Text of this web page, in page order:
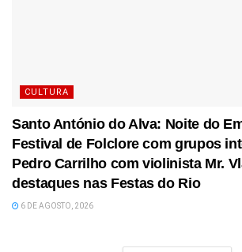
CULTURA
Santo António do Alva: Noite do
Festival de Folclore com grupos
Pedro Carrilho com violinista Mr.
destaques nas Festas do Rio
6 DE AGOSTO, 2026